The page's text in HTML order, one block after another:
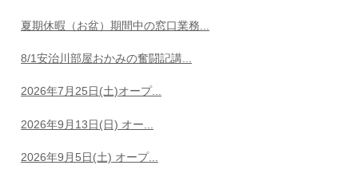
夏期休暇（お盆）期間中の窓口業務...
8/1安治川部屋おかみの奮闘記講...
2026年7月25日(土)オープ...
2026年9月13日(日) オー...
2026年9月5日(土) オープ...